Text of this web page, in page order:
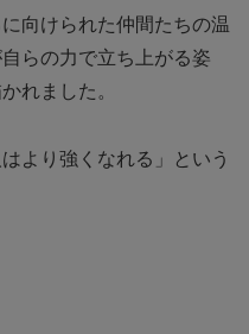
向けられた仲間たちの温
らの力で立ち上がる姿
れました。
より強くなれる」という